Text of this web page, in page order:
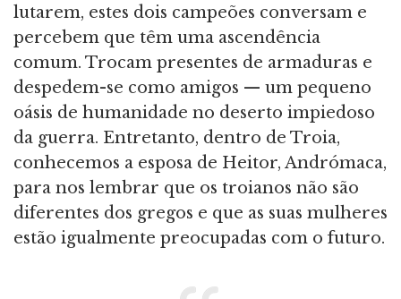
lutarem, estes dois campeões conversam e
percebem que têm uma ascendência
comum. Trocam presentes de armaduras e
despedem-se como amigos — um pequeno
oásis de humanidade no deserto impiedoso
da guerra. Entretanto, dentro de Troia,
conhecemos a esposa de Heitor, Andrómaca,
para nos lembrar que os troianos não são
diferentes dos gregos e que as suas mulheres
estão igualmente preocupadas com o futuro.